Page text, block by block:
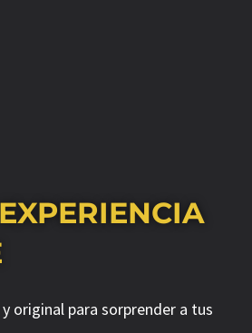
EXPERIENCIA
original para sorprender a tus